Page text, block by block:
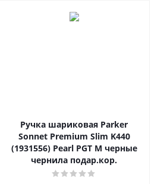
Ручка шариковая Parker
Sonnet Premium Slim K440
(1931556) Pearl PGT M черные
чернила подар.кор.